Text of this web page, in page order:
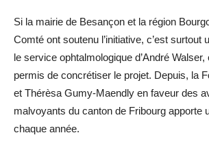
Si la mairie de Besançon et la région
Comté ont soutenu l’initiative, c’est surtout
le service ophtalmologique d’André
permis de concrétiser le projet. Depuis, la
et Thérèsa Gumy-Maendly en faveur des
malvoyants du canton de Fribourg apporte
chaque année.